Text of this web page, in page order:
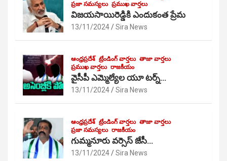
ప్రజా సమస్యలు ప్రముఖ వార్తలు
విజయసాయిరెడ్డికి ఎందుకంత ప్రేమ
13/11/2024 Sira News
ఆంధ్రప్రదేశ్ ట్రేండింగ్ వార్తలు తాజా వార్తలు
ప్రముఖ వార్తలు రాజకీయం
వైసీపీ ఎమ్మెల్యేల యూ టర్న్…
13/11/2024 Sira News
ఆంధ్రప్రదేశ్ ట్రేండింగ్ వార్తలు తాజా వార్తలు
ప్రజా సమస్యలు రాజకీయం
గుమ్మనూరు వర్సెస్ జేసీ…
13/11/2024 Sira News